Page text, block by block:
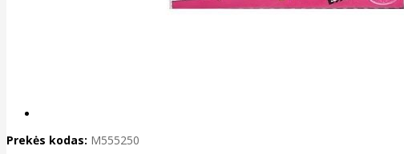
Prekės kodas: M555250